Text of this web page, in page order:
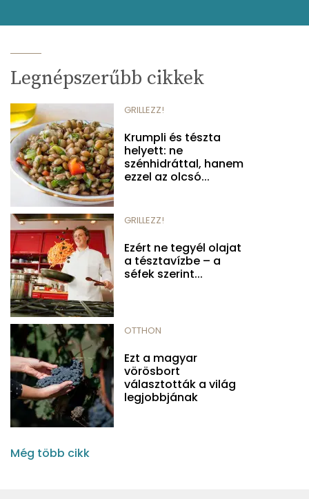
Legnépszerűbb cikkek
GRILLEZZ!
Krumpli és tészta
helyett: ne
szénhidráttal, hanem
ezzel az olcsó...
GRILLEZZ!
Ezért ne tegyél olajat
a tésztavízbe – a
séfek szerint...
OTTHON
Ezt a magyar
vörösbort
választották a világ
legjobbjának
Még több cikk